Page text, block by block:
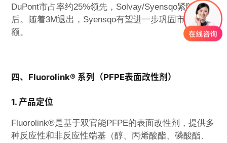
DuPont市占率约25%领先，Solvay/Syensqo紧随其
后。随着3M退出，Syensqo有望进一步巩固市场份
额。
四、Fluorolink® 系列（PFPE表面改性剂）
1. 产品定位
Fluorolink®是基于双官能PFPE的表面改性剂，提供多
种反应性和非反应性端基（醇、丙烯酸酯、磷酸酯、